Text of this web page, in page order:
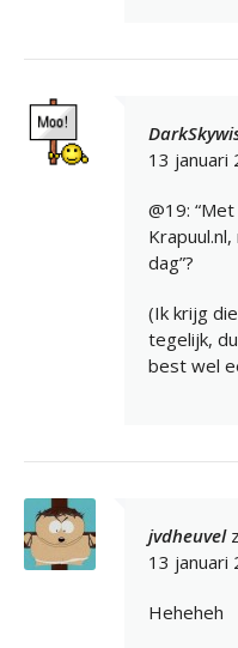
13 januari
@19:
dag”?
(Ik krijg
tegelijk,
best wel
jvdheuvel
13 januari
Heheheh